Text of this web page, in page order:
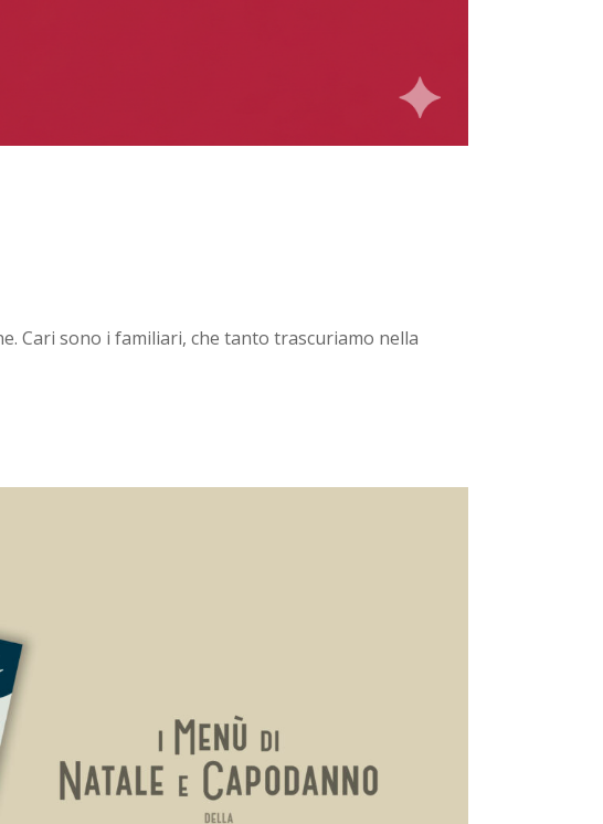
Cari sono i familiari, che tanto trascuriamo nella